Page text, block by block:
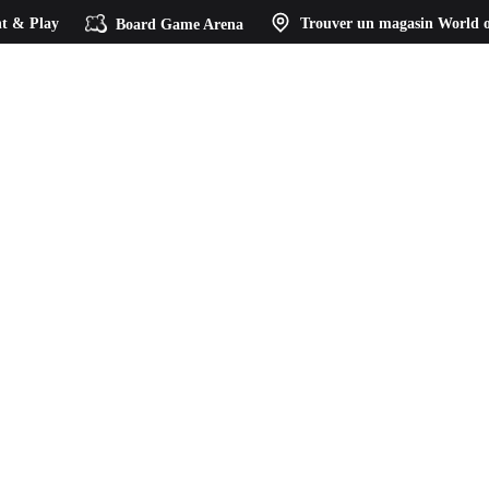
& Play Board Game Arena Trouver un magasin World